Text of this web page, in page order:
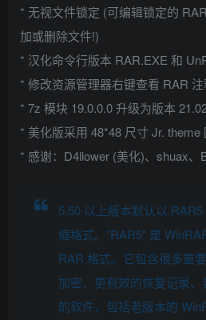
* 无视文件锁定 (可编辑锁定的
加或删除文件!)
* 汉化命令行版本 RAR.EXE 和
* 修改资源管理器右键查看 RAR
* 7z 模块 19.0.0.0 升级为版本
* 美化版采用 48*48 尺寸 Jr. theme
* 感谢：D4llower (美化)、shuax
5.50 以上版本默认以
缩格式。”RAR5″ 是
RAR 格式。它包含很多重
加密、更有效的恢复记录
的软件，包括老版本的